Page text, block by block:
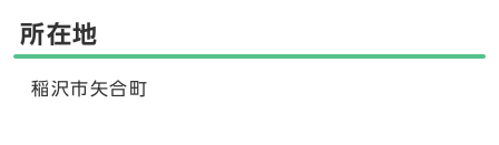
所在地
稲沢市矢合町